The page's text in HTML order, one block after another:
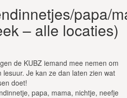
papa/
– alle locaties)
de KUBZ iemand mee nemen om
Je kan ze dan laten zien wat
doet!
papa, mama, nichtje, neefje